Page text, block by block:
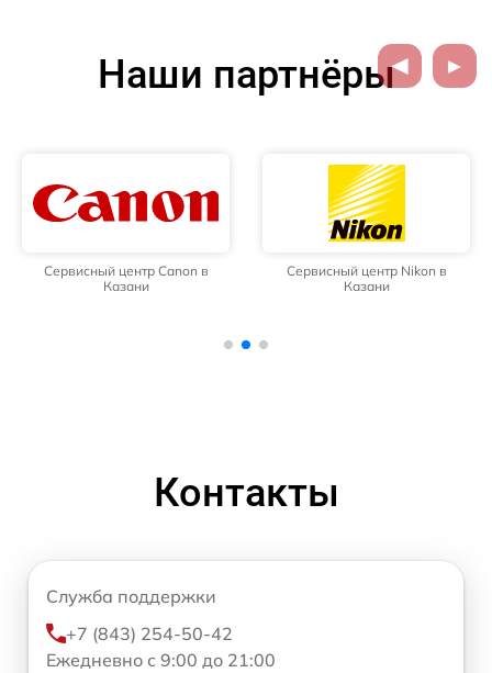
Наши партнёры
Сервисный центр Canon в
Казани
Сервисный центр Nikon в
Казани
Контакты
Служба поддержки
+7 (843) 254-50-42
Ежедневно с 9:00 до 21:00